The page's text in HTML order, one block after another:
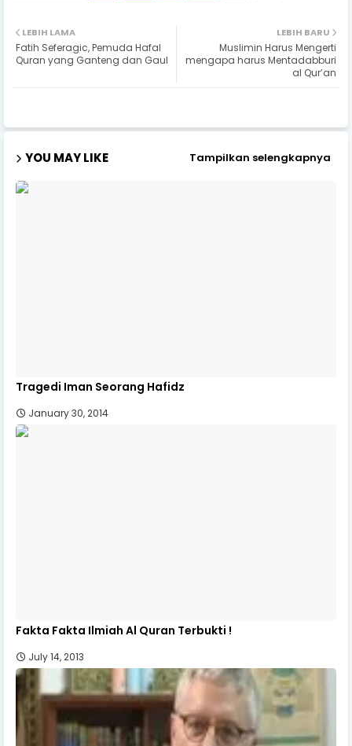
LEBIH BARU
Muslimin Harus Mengerti
mengapa harus Mentadabburi
al Qur’an
LEBIH LAMA
Fatih Seferagic, Pemuda Hafal
Quran yang Ganteng dan Gaul
YOU MAY LIKE Tampilkan selengkapnya
Tragedi Iman Seorang Hafidz
January 30, 2014
Fakta Fakta Ilmiah Al Quran Terbukti !
July 14, 2013